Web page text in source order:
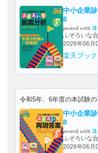
中小企業
8
posted with
ふぞろいな
2026年06月
楽天ブック
令和5年、6年度の本試験
中小企業
8
posted with
ふぞろいな
2026年06月